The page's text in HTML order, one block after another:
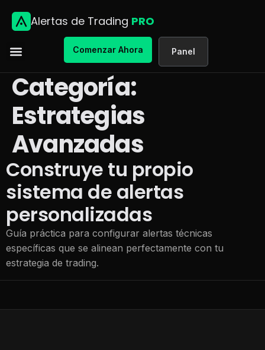
Alertas de Trading PRO
Comenzar Ahora Panel
Categoría:
Estrategias
Avanzadas
Construye tu propio
sistema de alertas
personalizadas
Guía práctica para configurar alertas técnicas
específicas que se alinean perfectamente con tu
estrategia de trading.